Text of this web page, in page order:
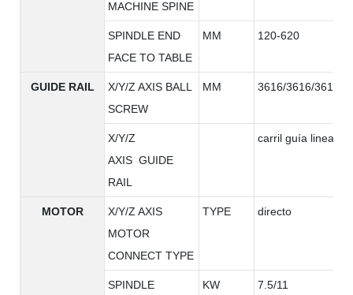
MACHINE SPINE
SPINDLE END
FACE TO TABLE
MM 120-620
GUIDE RAIL
X/Y/Z AXIS BALL
SCREW
MM 3616/3616/3616
X/Y/Z
AXIS GUIDE
RAIL
carril guía lineal
MOTOR
X/Y/Z AXIS
MOTOR
CONNECT TYPE
TYPE directo
SPINDLE
KW 7.5/11